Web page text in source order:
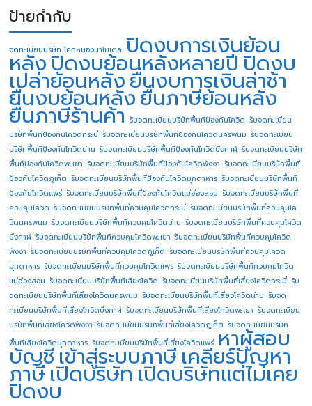
ป้ายกำกับ
จดทะเบียนบริษัท โคกหนองนาโมเดล ปิดงบการเงินย้อน
หลังปิดงบย้อนหลังหลายปี ปิดงบ
เปล่าย้อนหลังยื่นงบการเงินล่าช้า
ยื่นงบย้อนหลังยื่นภาษีย้อนหลัง
ยื่นภาษีร้านค้า รับจดทะเบียนบริษัทพื้นทีป้องกันโควิด รับจดทะเบียน
บริษัทพื้นทีป้องกันโควิดกระบี่ รับจดทะเบียนบริษัทพื้นทีป้องกันโควิดนครพนม รับจดทะเบียน
บริษัทพื้นทีป้องกันโควิดน่าน รับจดทะเบียนบริษัทพื้นทีป้องกันโควิดบึงกาฬ รับจดทะเบียนบริษัท
พื้นทีป้องกันโควิดพะเยา รับจดทะเบียนบริษัทพื้นทีป้องกันโควิดพังงา รับจดทะเบียนบริษัทพื้นที
ป้องกันโควิดภูเก็ต รับจดทะเบียนบริษัทพื้นทีป้องกันโควิดมุกดาหาร รับจดทะเบียนบริษัทพื้นที
ป้องกันโควิดแพร่ รับจดทะเบียนบริษัทพื้นทีป้องกันโควิดแม่ฮ่องสอน รับจดทะเบียนบริษัทพื้นที่
ควบคุมโควิด รับจดทะเบียนบริษัทพื้นที่ควบคุมโควิดกระบี่ รับจดทะเบียนบริษัทพื้นที่ควบคุมโค
วิดนครพนม รับจดทะเบียนบริษัทพื้นที่ควบคุมโควิดน่าน รับจดทะเบียนบริษัทพื้นที่ควบคุมโควิด
บึงกาฬ รับจดทะเบียนบริษัทพื้นที่ควบคุมโควิดพะเยา รับจดทะเบียนบริษัทพื้นที่ควบคุมโควิด
พังงา รับจดทะเบียนบริษัทพื้นที่ควบคุมโควิดภูเก็ต รับจดทะเบียนบริษัทพื้นที่ควบคุมโควิด
มุกดาหาร รับจดทะเบียนบริษัทพื้นที่ควบคุมโควิดแพร่ รับจดทะเบียนบริษัทพื้นที่ควบคุมโควิด
แม่ฮ่องสอน รับจดทะเบียนบริษัทพื้นที่เสี่ยงโควิด รับจดทะเบียนบริษัทพื้นที่เสี่ยงโควิดกระบี่ รับ
จดทะเบียนบริษัทพื้นที่เสี่ยงโควิดนครพนม รับจดทะเบียนบริษัทพื้นที่เสี่ยงโควิดน่าน รับจด
ทะเบียนบริษัทพื้นที่เสี่ยงโควิดบึงกาฬ รับจดทะเบียนบริษัทพื้นที่เสี่ยงโควิดพะเยา รับจดทะเบียน
บริษัทพื้นที่เสี่ยงโควิดพังงา รับจดทะเบียนบริษัทพื้นที่เสี่ยงโควิดภูเก็ต รับจดทะเบียนบริษัท
พื้นที่เสี่ยงโควิดมุกดาหาร รับจดทะเบียนบริษัทพื้นที่เสี่ยงโควิดแพร่ หาผู้สอบ
บัญชี เข้าสู่ระบบภาษี เคลียร์ปัญหา
ภาษีเปิดบริษัทเปิดบริษัทแต่ไม่เคย
ปิดงบ